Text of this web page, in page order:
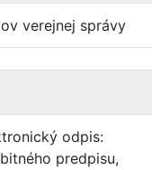
verejnej správy
odpis:
predpisu,